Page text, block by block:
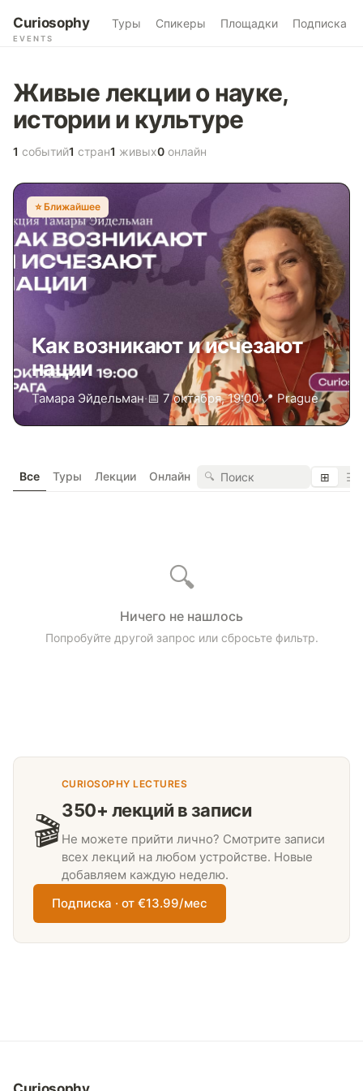
Curiosophy
EVENTS
Туры Спикеры Площадки Подписка
Живые лекции о науке,
истории и культуре
1 событий1 стран1 живых0 онлайн
⭐️ Ближайшее
Как возникают и исчезают
нации
Тамара Эйдельман·📅 7 октября, 19:00·📍 Prague
Все Туры Лекции Онлайн 🔍 ⊞ ☰
🔍
Ничего не нашлось
Попробуйте другой запрос или сбросьте фильтр.
🎬
CURIOSOPHY LECTURES
350+ лекций в записи
Не можете прийти лично? Смотрите записи
всех лекций на любом устройстве. Новые
добавляем каждую неделю.
Подписка · от €13.99/мес